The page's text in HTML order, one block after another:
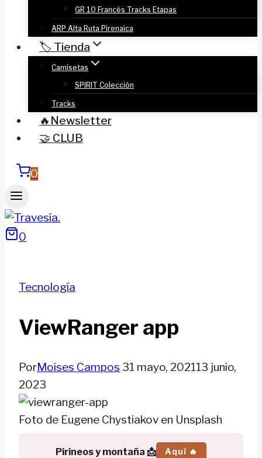
GR 10 Francés Tracks Etapas
ARP Alta Ruta Pirenaica
🏷️ Tienda
Camisetas
SPIRIT Colección
Tracks
🔥Newsletter
🤝 CLUB
0
0
Tecnología
ViewRanger app
PorMoises Campos 31 mayo, 202113 junio,
2023
Foto de Eugene Chystiakov en Unsplash
Pirineos y montaña 📩 Aquí 🔥